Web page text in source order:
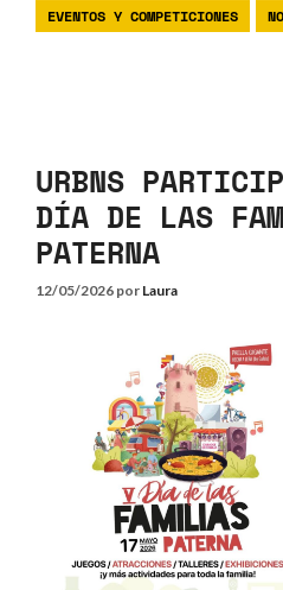
EVENTOS Y COMPETICIONES
URBNS
DÍA DE LAS
PATERNA
12/05/2026 por Laura